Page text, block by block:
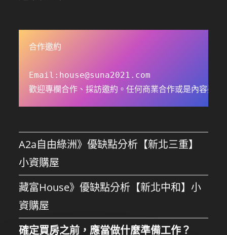
合作邀約
Email: house@suna2021.com
歡迎專欄合作、採訪邀約。任何商業合作或是內容疑問
A2a自由綠洲》優缺點分析【新北三重】
小資購屋
藏富House》優缺點分析【新北中和】小
資購屋
確定買房之前，應當做什麼準備工作？